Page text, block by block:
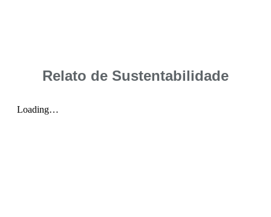
Relato de Sustentabilidade